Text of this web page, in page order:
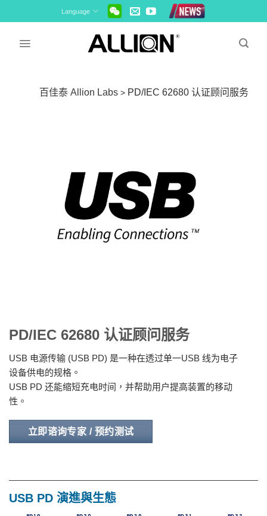
to
Language
百佳泰 Allion Labs> PD/IEC 62680 认证顾问服务
PD/IEC 62680 认证顾问服务
USB 电源传输 (USB PD) 是一种在透过单一USB 线为电子
设备供电的规格。
USB PD 还能缩短充电时间，并帮助用户提高装置的移动
性。
立即谘询专家 / 预约测试
USB PD 演進與生態